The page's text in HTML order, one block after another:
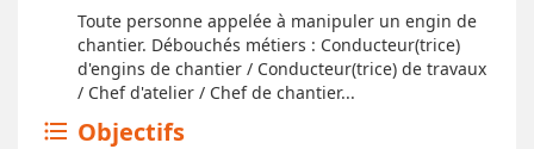
Toute personne appelée à manipuler un engin de
chantier. Débouchés métiers : Conducteur(trice)
d'engins de chantier / Conducteur(trice) de travaux
/ Chef d'atelier / Chef de chantier...
format_list_bulleted Objectifs